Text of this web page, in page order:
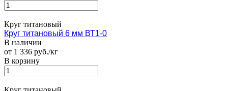
Круг титановый
Круг титановый 6 мм ВТ1-0
В наличии
от 1 336 руб./кг
В корзину